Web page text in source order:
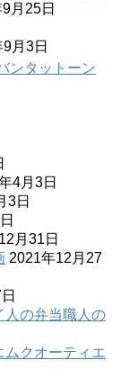
月25日
月3日
ンタットーン
4月3日
3日
月31日
2021年12月27
人の弁当職人の
ムクオーティエ